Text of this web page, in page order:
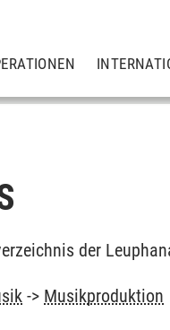
der
-> Musikproduktion